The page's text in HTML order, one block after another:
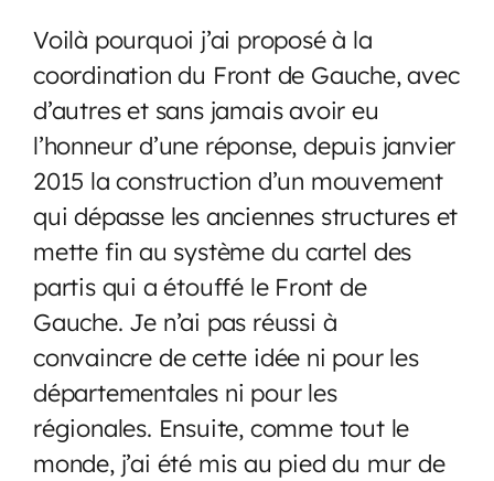
Voilà pourquoi j’ai proposé à la
coordination du Front de Gauche, avec
d’autres et sans jamais avoir eu
l’honneur d’une réponse, depuis janvier
2015 la construction d’un mouvement
qui dépasse les anciennes structures et
mette fin au système du cartel des
partis qui a étouffé le Front de
Gauche. Je n’ai pas réussi à
convaincre de cette idée ni pour les
départementales ni pour les
régionales. Ensuite, comme tout le
monde, j’ai été mis au pied du mur de